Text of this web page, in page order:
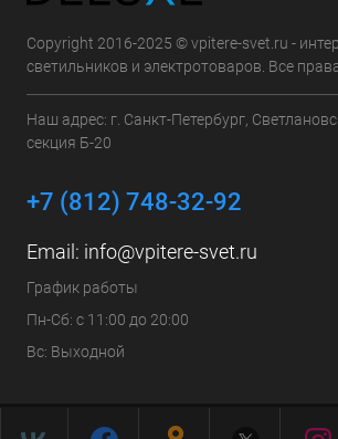
Copyright 2016-2025 © vpitere-svet.ru -
светильников и электротоваров. Все
Наш адрес: г. Санкт-Петербург,
секция Б-20
+7 (812) 748-32-92
Email: info@vpitere-svet.ru
График работы
Пн-Сб: с 11:00 до 20:00
Вс: Выходной